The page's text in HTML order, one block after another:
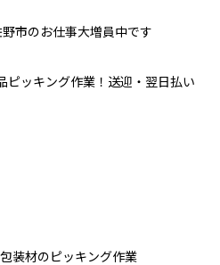
市のお仕事大増員中です
ピッキング作業！送迎・翌日払い
装材のピッキング作業